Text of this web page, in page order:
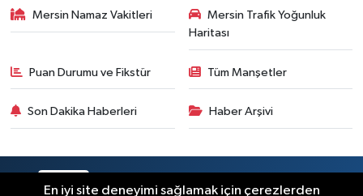
Mersin Namaz Vakitleri
Mersin Trafik Yoğunluk
Haritası
Puan Durumu ve Fikstür Tüm Manşetler
Son Dakika Haberleri Haber Arşivi
RSS Copyright © 2025. Her hakkı saklıdır.
En iyi site deneyimi sağlamak için çerezlerden